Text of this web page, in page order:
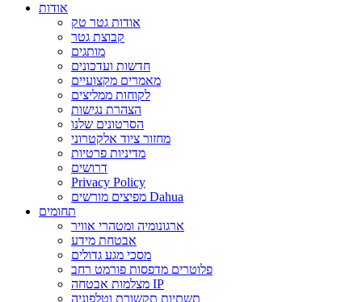
אודות
אודות גטר טק
קבוצת גטר
מותגים
חדשות ועדכונים
מאמרים מקצועיים
לקוחות ממליצים
הצהרת נגישות
הסרטונים שלנו
מחזור ציוד אלקטרוני
מדיניות פרטיות
דרושים
Privacy Policy
מפיצים מורשים Dahua
תחומים
ארגונומיה ומטהרי אוויר
אבטחת מידע
מסכי מגע גדולים
פלוטרים מדפסות פורמט רחב
מצלמות אבטחה IP
תשתיות תקשורת וטלפוניה